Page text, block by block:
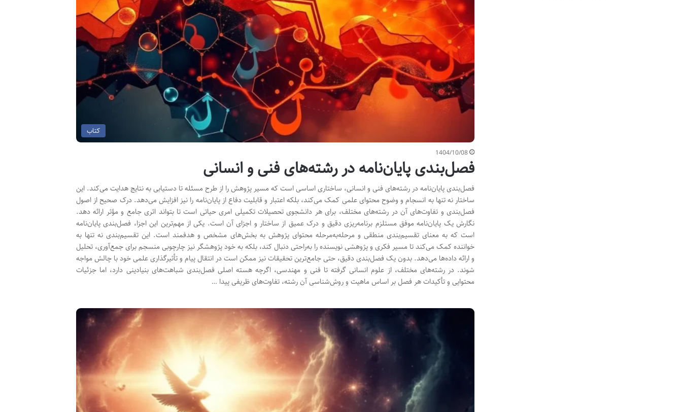
کتاب
1404/10/08
فصل‌بندی پایان‌نامه در رشته‌های فنی و انسانی
فصل‌بندی پایان‌نامه در رشته‌های فنی و انسانی، ساختاری اساسی است که مسیر پژوهش را از طرح مسئله تا دستیابی به نتایج هدایت می‌کند. این
ساختار نه تنها به انسجام و وضوح محتوای علمی کمک می‌کند، بلکه اعتبار و قابلیت دفاع از پایان‌نامه را نیز افزایش می‌دهد. درک صحیح از اصول
فصل‌بندی و تفاوت‌های آن در رشته‌های مختلف، برای هر دانشجوی تحصیلات تکمیلی امری حیاتی است تا بتواند اثری جامع و مؤثر ارائه دهد.
نگارش یک پایان‌نامه موفق مستلزم برنامه‌ریزی دقیق و درک عمیق از ساختار و اجزای آن است. یکی از مهم‌ترین این اجزا، فصل‌بندی پایان‌نامه
است که به معنای تقسیم‌بندی منطقی و مرحله‌به‌مرحله محتوای پژوهش به بخش‌های مشخص و هدفمند است. این تقسیم‌بندی نه تنها به
خواننده کمک می‌کند تا مسیر فکری و پژوهشی نویسنده را به‌راحتی دنبال کند، بلکه به خود پژوهشگر نیز چارچوبی منسجم برای جمع‌آوری، تحلیل
و ارائه داده‌ها می‌دهد. بدون یک فصل‌بندی دقیق، حتی جامع‌ترین تحقیقات نیز ممکن است در انتقال پیام و تأثیرگذاری علمی خود با چالش مواجه
شوند. در رشته‌های مختلف، از علوم انسانی گرفته تا فنی و مهندسی، اگرچه هسته اصلی فصل‌بندی شباهت‌های بنیادینی دارد، اما جزئیات
محتوایی و تأکیدات هر فصل بر اساس ماهیت و روش‌شناسی آن رشته، تفاوت‌های ظریفی پیدا …